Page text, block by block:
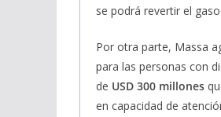
se podrá revertir el
Por otra parte, Massa
para las personas con
de USD 300 millones
en capacidad de